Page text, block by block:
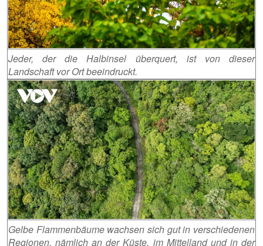
Jeder, der die Halbinsel überquert, ist von dieser
Landschaft vor Ort beeindruckt.
Gelbe Flammenbäume wachsen sich gut in verschiedenen
Regionen, nämlich an der Küste, im Mittelland und in der